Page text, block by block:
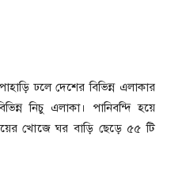
ঢলে দেশের বিভিন্ন এলাকার
নিচু এলাকা। পানিবন্দি হয়ে
খোজে ঘর বাড়ি ছেড়ে ৫৫ টি